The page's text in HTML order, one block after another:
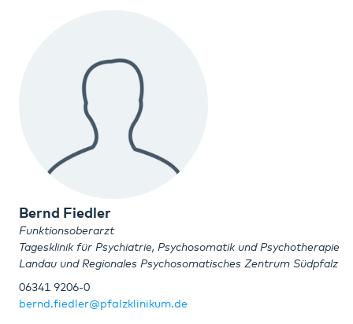
Bernd Fiedler
Funktionsoberarzt
Tagesklinik für Psychiatrie, Psychosomatik und Psychotherapie
Landau und Regionales Psychosomatisches Zentrum Südpfalz
06341 9206-0
bernd.fiedler@pfalzklinikum.de